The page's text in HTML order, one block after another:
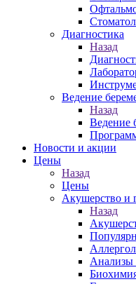
Диагностика
Назад
Ведение
Назад
Ведение
Новости и акции
Цены
Назад
Цены
Акушерство и
Назад
Анализы